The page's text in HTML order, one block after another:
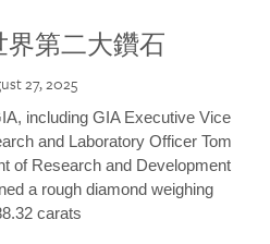
界第二大鑽石
27, 2025
including GIA Executive Vice
and Laboratory Officer Tom
of Research and Development
a rough diamond weighing
carats